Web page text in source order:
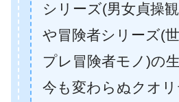
シリーズ(男女貞操
や冒険者シリーズ(
プレ冒険者モノ)の生
今も変わらぬクオ